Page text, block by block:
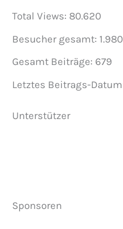
Total Views: 80.620
Besucher gesamt:
Gesamt Beiträge: 679
Letztes Beitrags-
Unterstützer
Sponsoren